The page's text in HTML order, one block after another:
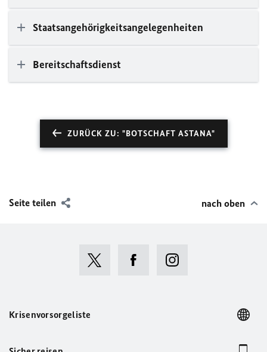
Staatsangehörigkeitsangelegenheiten
Bereitschaftsdienst
ZURÜCK ZU: "BOTSCHAFT ASTANA"
Seite teilen nach oben
Krisenvorsorgeliste